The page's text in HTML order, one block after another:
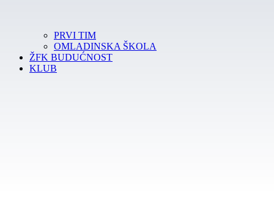
PRVI TIM
OMLADINSKA ŠKOLA
ŽFK BUDUĆNOST
KLUB